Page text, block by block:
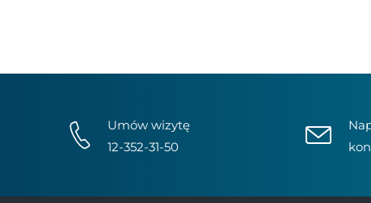
Umów wizytę
12-352-31-50